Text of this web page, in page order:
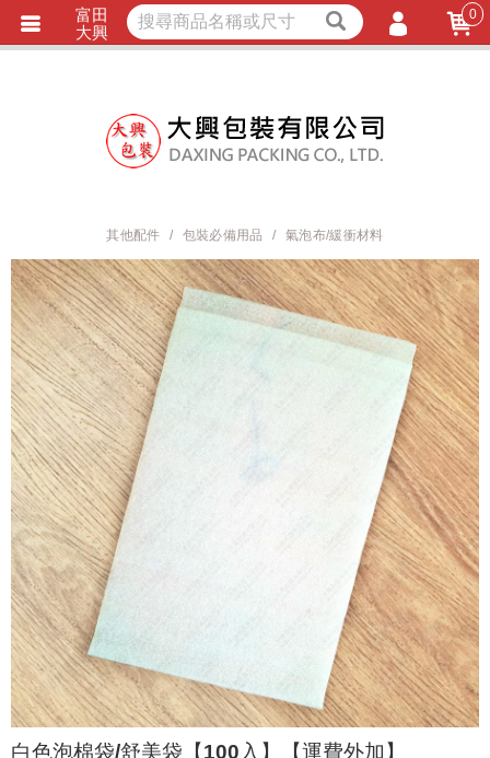
立即詢價 LINE詢問
其他配件 包裝必備用品 氣泡布/緩衝材料
白色泡棉袋/舒美袋【100入】【運費外加】
富田
大興
0
會員註冊
忘記密碼
匯款通知
獨家商品 耐熱內襯